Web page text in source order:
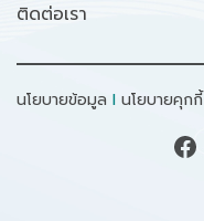
ติดต่อเรา
นโยบายข้อมูล I นโยบายคุกกี้
Facebook